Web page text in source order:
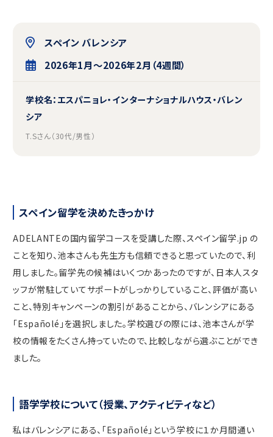
スペイン バレンシア
2026年1月〜2026年2月（4週間）
学校名：エスパニョレ・インターナショナルハウス・バレン
シア
T.Sさん（30代/男性）
スペイン留学を決めたきっかけ
ADELANTEの国内留学コースを受講した際、スペイン留学.jp の
ことを知り、池本さんも先生方も信頼できると思っていたので、利
用しました。留学先の候補はいくつかあったのですが、日本人スタ
ッフが常駐していてサポートがしっかりしていること、評価が高い
こと、特別キャンペーンの割引があることから、バレンシアにある
「Españolé」を選択しました。学校選びの際には、池本さんが学
校の情報をたくさん持っていたので、比較しながら選ぶことができ
ました。
語学学校について（授業、アクティビティなど）
私はバレンシアにある、「Españolé」という学校に１か月間通い